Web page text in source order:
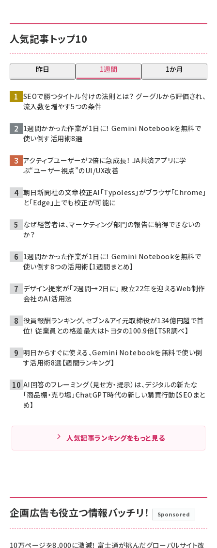
人気記事トップ10
昨日 1週間 1か月
SEOで勝つタイトル付けの法則とは？ グーグルから評価され、
流入数を増やす5つの条件
1週間かかった作業が1日に！ Gemini Notebookを無料で
使い倒す活用術8選
アクティブユーザーが2倍に急成長！ JA共済アプリに学
ぶ“ユーザー視点”のUI/UX改善
朝日新聞社の文章校正AI「Typoless」がブラウザ「Chrome」
と「Edge」上でも校正が可能に
なぜ経営者は、マーケティング部門の報告に納得できないの
か？
1週間かかった作業が1日に！ Gemini Notebookを無料で
使い倒す8つの活用術【1週間まとめ】
デザイン提案が「2週間→2日に」 設立22年を迎えるWeb制作
会社のAI活用法
役員報酬ランキング、セブン＆アイ元取締役が134億円超で首
位！ 従業員との格差最大はトヨタの100.9倍【TSR調べ】
明日からすぐに使える、Gemini Notebookを無料で使い倒
す活用術8選【週間ランキング】
AI回答のフレーミング（見せ方・提示）は、デジタルの新たな
「商品棚・売り場」――ChatGPT時代の新しい購買行動【SEOまと
め】
人気記事ランキングをもっと見る
企画広告も役立つ情報バッチリ！ Sponsored
10万ページを8,000に激減！ 富士通が挑んだグローバルサイト改